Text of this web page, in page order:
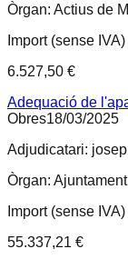
Òrgan: Actius de
Import (sense IVA)
6.527,50 €
Adequació de
Obres18/03/2025
Adjudicatari:
Òrgan:
Import (sense IVA)
55.337,21 €